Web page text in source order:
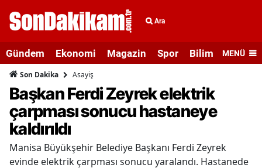
Ara
Gündem Ekonomi Magazin Spor Bilim veMENÜ
Son Dakika Asayiş
Başkan Ferdi Zeyrek elektrik
çarpması sonucu hastaneye
kaldırıldı
Manisa Büyükşehir Belediye Başkanı Ferdi Zeyrek
evinde elektrik çarpması sonucu yaralandı. Hastanede